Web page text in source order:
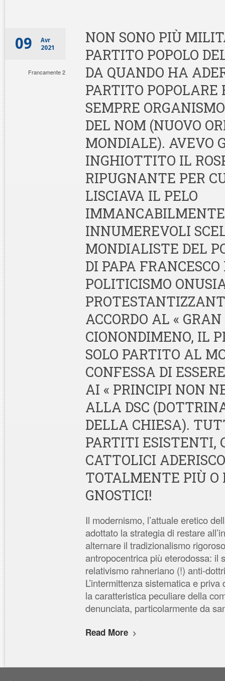
09
Avr
2021
Francamente 2
NON SONO PIÙ
PARTITO POPOLO
DA QUANDO HA
PARTITO POPOLARE
SEMPRE
DEL NOM (NUOVO
MONDIALE). AVEVO
INGHIOTTITO IL
RIPUGNANTE PER
LISCIAVA IL PELO
INNUMEREVOLI
MONDIALISTE DEL
DI PAPA FRANCESCO
POLITICISMO
ACCORDO AL «
CIONONDIMENO, IL
SOLO PARTITO AL
CONFESSA DI
AI « PRINCIPI NON
ALLA DSC
DELLA CHIESA).
PARTITI ESISTENTI,
CATTOLICI
TOTALMENTE PIÙ O
GNOSTICI!
Il modernismo, l’attuale eretico
adottato la strategia di restare
alternare il tradizionalismo
antropocentrica più eterodossa: il
relativismo rahneriano (!) anti-
L’intermittenza sistematica e
la caratteristica peculiare della
denunciata, particolarmente da
Read More